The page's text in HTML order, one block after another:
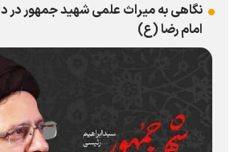
نگاهی به میراث علمی شهید جمهور در
امام رضا (ع)